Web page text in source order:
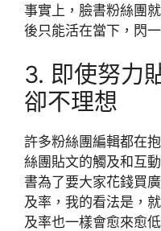
事實上，臉書粉絲團
後只能活在當下，閃
3. 即使努力
卻不理想
許多粉絲團編輯都在
絲團貼文的觸及和互
書為了要大家花錢買
及率，我的看法是，
及率也一樣會愈來愈低